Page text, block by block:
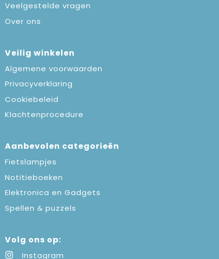
Veelgestelde vragen
Over ons
Veilig winkelen
Algemene voorwaarden
Privacyverklaring
Cookiebeleid
Klachtenprocedure
Aanbevolen categorieën
Fietslampjes
Notitieboeken
Elektronica en Gadgets
Spellen & puzzels
Volg ons op:
Instagram